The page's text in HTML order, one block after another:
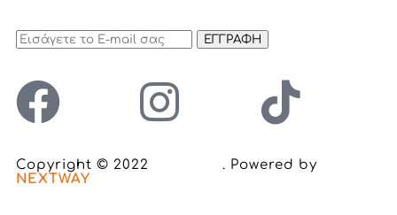
ΕΓΓΡΑΦΗ
Copyright © 2022
. Powered by
NEXTWAY